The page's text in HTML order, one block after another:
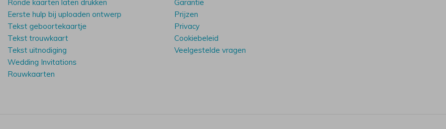
Ronde kaarten laten drukken
Eerste hulp bij uploaden ontwerp
Tekst geboortekaartje
Tekst trouwkaart
Tekst uitnodiging
Wedding Invitations
Rouwkaarten
Garantie
Prijzen
Privacy
Cookiebeleid
Veelgestelde vragen